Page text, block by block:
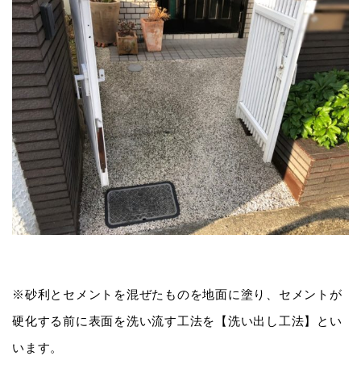
※砂利とセメントを混ぜたものを地面に塗り、セメントが
硬化する前に表面を洗い流す工法を【洗い出し工法】とい
います。